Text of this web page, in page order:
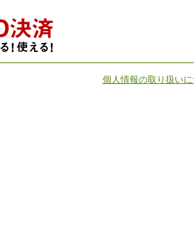
個人情報の取り扱い